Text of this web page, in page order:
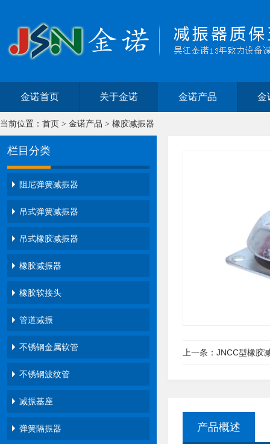
金诺首页 关于金诺 金诺产品 金
当前位置： 首页 > 金诺产品 > 橡胶减振器
栏目分类
阻尼弹簧减振器
吊式弹簧减振器
吊式橡胶减振器
橡胶减振器
橡胶软接头
管道减振
不锈钢金属软管
不锈钢波纹管
减振基座
弹簧隔振器
上一条： JNCC型橡胶
产品概述